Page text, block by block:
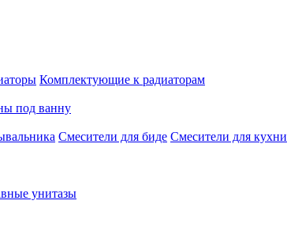
Комплектующие к радиаторам
под ванну
Смесители для биде Смесители для кухни
унитазы